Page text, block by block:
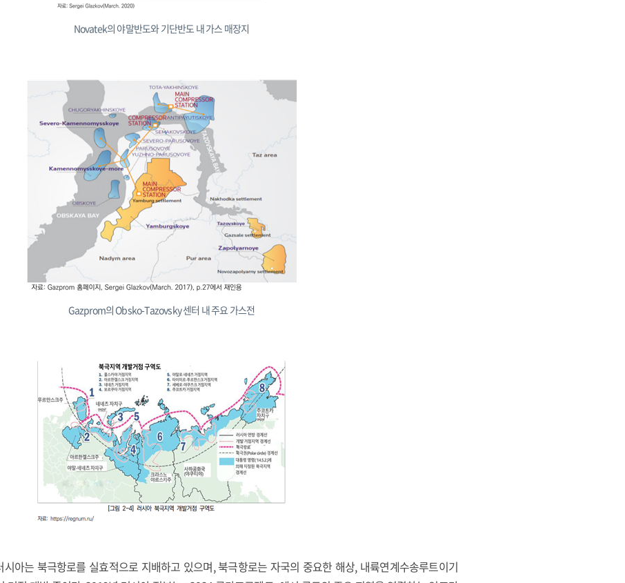
Novatek의 야말반도와 기단반도 내 가스 매장지
Gazprom의 Obsko-Tazovsky 센터 내 주요 가스전
아는 북극항로를 실효적으로 지배하고 있으며, 북극항로는 자국의 중요한 해상, 내륙연계수송루트이기